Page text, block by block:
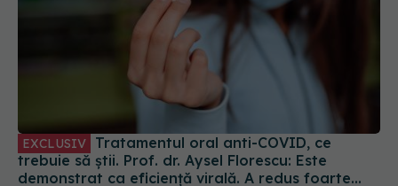
EXCLUSIV Tratamentul oral anti-COVID, ce
trebuie să știi. Prof. dr. Aysel Florescu: Este
demonstrat ca eficiență virală. A redus foarte
mult riscul de spitalizare
15 sep 2024, 22:33